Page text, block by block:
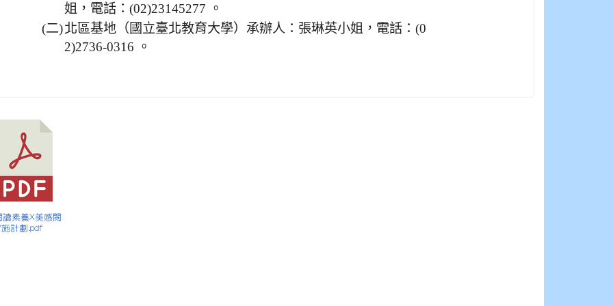
姐，電話：(02)23145277 。
(二)北區基地（國立臺北教育大學）承辦人：張琳英小姐，電話：(0
2)2736-0316 。
讀素養X美感閱
計劃.pdf